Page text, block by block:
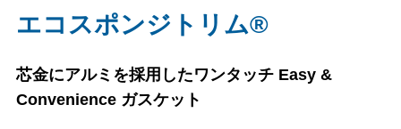
エコスポンジトリム®
芯金にアルミを採用したワンタッチ Easy &
Convenience ガスケット